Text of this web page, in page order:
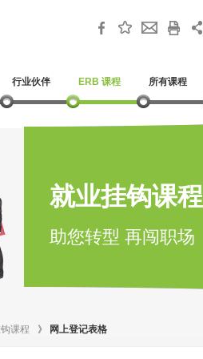
行业伙伴 ERB 课程 所有课程
就业挂钩课程
助您转型 再闯职场
课程 》 网上登记表格